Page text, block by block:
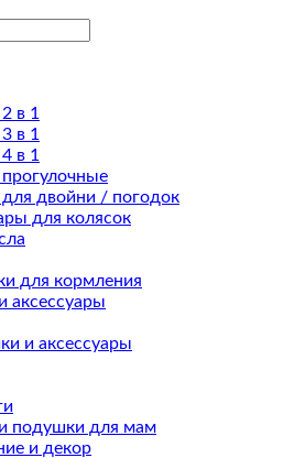
в 1
в 1
в 1
прогулочные
для двойни / погодок
для колясок
для кормления
аксессуары
и аксессуары
подушки для мам
и декор